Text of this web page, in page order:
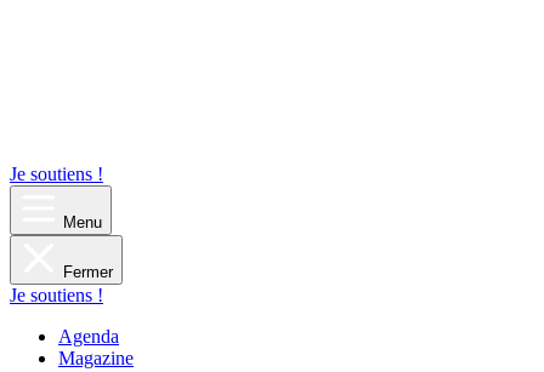
Je soutiens !
Menu
Fermer
Je soutiens !
Agenda
Magazine